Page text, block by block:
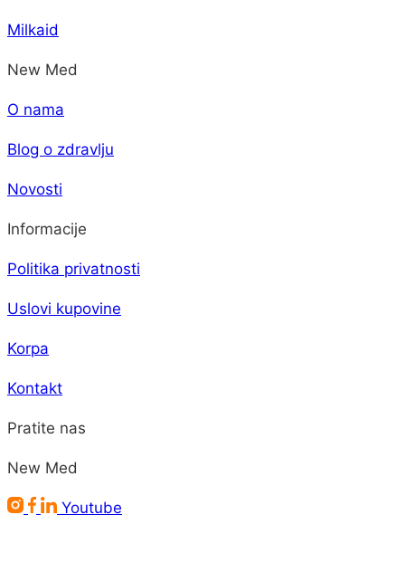
Milkaid
New Med
O nama
Blog o zdravlju
Novosti
Informacije
Politika privatnosti
Uslovi kupovine
Korpa
Kontakt
Pratite nas
New Med
Youtube